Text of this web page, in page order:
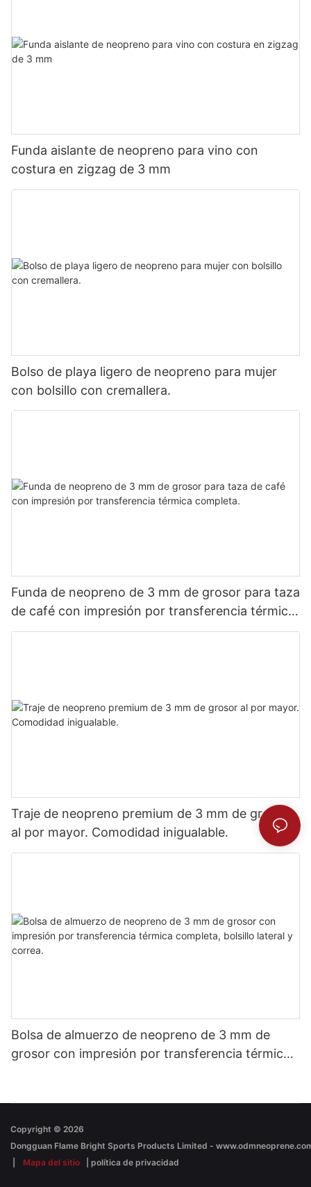
Funda aislante de neopreno para vino con
costura en zigzag de 3 mm
Bolso de playa ligero de neopreno para mujer
con bolsillo con cremallera.
Funda de neopreno de 3 mm de grosor para taza
de café con impresión por transferencia térmica
completa.
Traje de neopreno premium de 3 mm de grosor
al por mayor. Comodidad inigualable.
Bolsa de almuerzo de neopreno de 3 mm de
grosor con impresión por transferencia térmica
Copyright © 2026
Mapa del sitio política de privacidad